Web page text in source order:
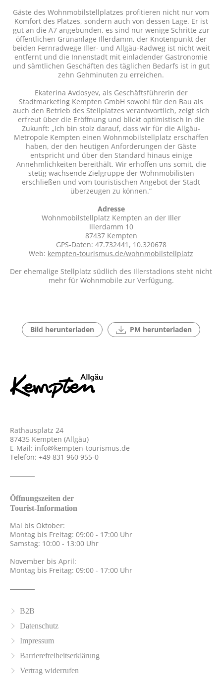
Gäste des Wohnmobilstellplatzes profitieren nicht nur vom
Komfort des Platzes, sondern auch von dessen Lage. Er ist
gut an die A7 angebunden, es sind nur wenige Schritte zur
öffentlichen Grünanlage Illerdamm, der Knotenpunkt der
beiden Fernradwege Iller- und Allgäu-Radweg ist nicht weit
entfernt und die Innenstadt mit einladender Gastronomie
und sämtlichen Geschäften des täglichen Bedarfs ist in gut
zehn Gehminuten zu erreichen.
Ekaterina Avdosyev, als Geschäftsführerin der
Stadtmarketing Kempten GmbH sowohl für den Bau als
auch den Betrieb des Stellplatzes verantwortlich, zeigt sich
erfreut über die Eröffnung und blickt optimistisch in die
Zukunft: „Ich bin stolz darauf, dass wir für die Allgäu-
Metropole Kempten einen Wohnmobilstellplatz erschaffen
haben, der den heutigen Anforderungen der Gäste
entspricht und über den Standard hinaus einige
Annehmlichkeiten bereithält. Wir erhoffen uns somit, die
stetig wachsende Zielgruppe der Wohnmobilisten
erschließen und vom touristischen Angebot der Stadt
überzeugen zu können.“
Adresse
Wohnmobilstellplatz Kempten an der Iller
Illerdamm 10
87437 Kempten
GPS-Daten: 47.732441, 10.320678
Web: kempten-tourismus.de/wohnmobilstellplatz
Der ehemalige Stellplatz südlich des Illerstadions steht nicht
mehr für Wohnmobile zur Verfügung.
Bild herunterladen PM herunterladen
Rathausplatz 24
87435 Kempten (Allgäu)
E-Mail: info@kempten-tourismus.de
Telefon: +49 831 960 955-0
Öffnungszeiten der
Tourist-Information
Mai bis Oktober:
Montag bis Freitag: 09:00 - 17:00 Uhr
Samstag: 10:00 - 13:00 Uhr
November bis April:
Montag bis Freitag: 09:00 - 17:00 Uhr
B2B
Datenschutz
Impressum
Barrierefreiheitserklärung
Vertrag widerrufen